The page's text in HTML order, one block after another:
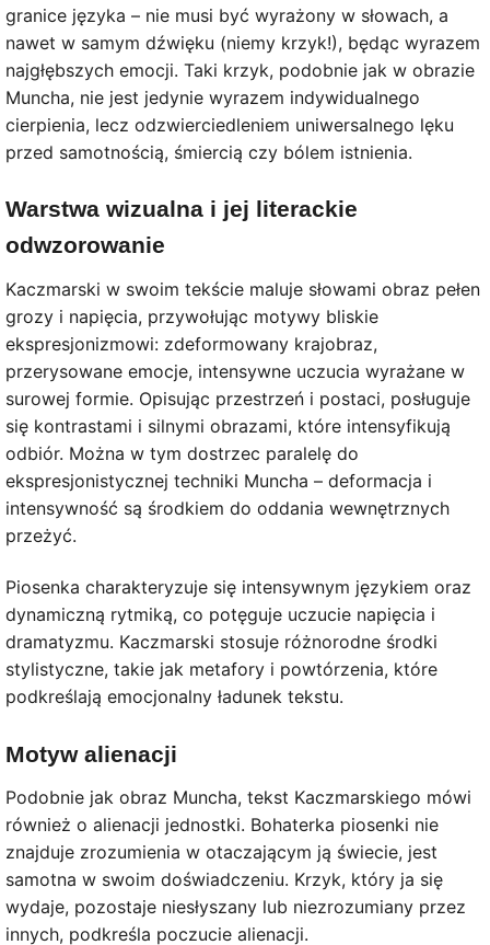
granice języka – nie musi być wyrażony w słowach, a
nawet w samym dźwięku (niemy krzyk!), będąc wyrazem
najgłębszych emocji. Taki krzyk, podobnie jak w obrazie
Muncha, nie jest jedynie wyrazem indywidualnego
cierpienia, lecz odzwierciedleniem uniwersalnego lęku
przed samotnością, śmiercią czy bólem istnienia.
Warstwa wizualna i jej literackie
odwzorowanie
Kaczmarski w swoim tekście maluje słowami obraz pełen
grozy i napięcia, przywołując motywy bliskie
ekspresjonizmowi: zdeformowany krajobraz,
przerysowane emocje, intensywne uczucia wyrażane w
surowej formie. Opisując przestrzeń i postaci, posługuje
się kontrastami i silnymi obrazami, które intensyfikują
odbiór. Można w tym dostrzec paralelę do
ekspresjonistycznej techniki Muncha – deformacja i
intensywność są środkiem do oddania wewnętrznych
przeżyć.
Piosenka charakteryzuje się intensywnym językiem oraz
dynamiczną rytmiką, co potęguje uczucie napięcia i
dramatyzmu. Kaczmarski stosuje różnorodne środki
stylistyczne, takie jak metafory i powtórzenia, które
podkreślają emocjonalny ładunek tekstu.
Motyw alienacji
Podobnie jak obraz Muncha, tekst Kaczmarskiego mówi
również o alienacji jednostki. Bohaterka piosenki nie
znajduje zrozumienia w otaczającym ją świecie, jest
samotna w swoim doświadczeniu. Krzyk, który ja się
wydaje, pozostaje niesłyszany lub niezrozumiany przez
innych, podkreśla poczucie alienacji.